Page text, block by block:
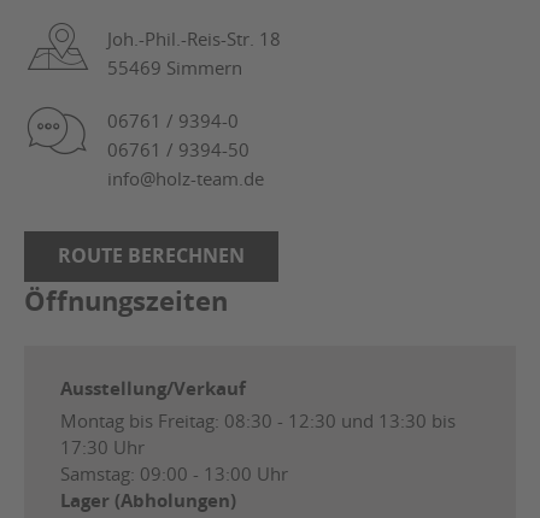
Joh.-Phil.-Reis-Str. 18
55469 Simmern
06761 / 9394-0
06761 / 9394-50
info@holz-team.de
ROUTE BERECHNEN
Öffnungszeiten
Ausstellung/Verkauf
Montag bis Freitag: 08:30 - 12:30 und 13:30 bis
17:30 Uhr
Samstag: 09:00 - 13:00 Uhr
Lager (Abholungen)